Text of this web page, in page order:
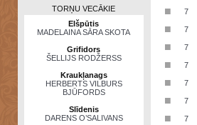
TORŅU VECĀKIE
Elšpūtis
MADELAINA SĀRA SKOTA
Grifidors
ŠELLIJS RODŽERSS
Kraukļanags
HERBERTS VILBURS
BJŪFORDS
Slīdenis
DARENS O’SALIVANS
■ 7
■ 7
■ 7
■ 7
■ 7
■ 7
■ 7